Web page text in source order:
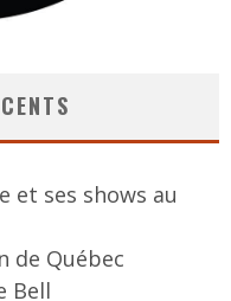
et ses shows au
de Québec
Bell